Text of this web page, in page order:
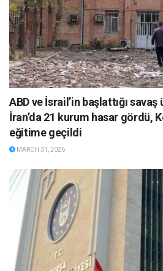
ABD ve İsrail’in başlattığı
İran’da 21 kurum hasar gördü,
eğitime geçildi
MARCH 31, 2026